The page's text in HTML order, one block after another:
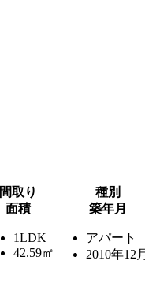
間取り
面積
種別
築年月
1LDK
42.59㎡
アパート
2010年12月